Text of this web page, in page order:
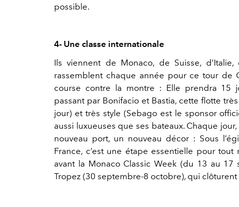
possible.
4- Une classe internationale
Ils viennent de Monaco, de Suisse,
rassemblent chaque année pour ce tour de
course contre la montre : Elle prendra 15
passant par Bonifacio et Bastia, cette flotte
jour) et très style (Sebago est le sponsor
aussi luxueuses que ses bateaux. Chaque
nouveau port, un nouveau décor : Sous
France, c’est une étape essentielle pour
avant la Monaco Classic Week (du 13 au
Tropez (30 septembre-8 octobre), qui